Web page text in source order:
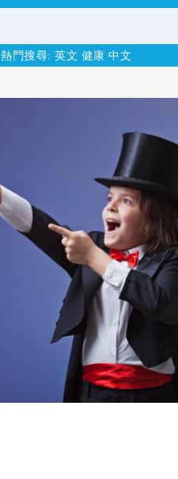
熱門搜尋: 英文 健康 中文